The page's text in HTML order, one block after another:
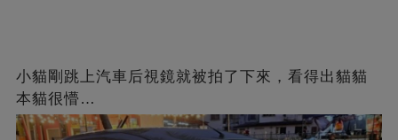
小貓剛跳上汽車后視鏡就被拍了下來，看得出貓貓
本貓很懵…